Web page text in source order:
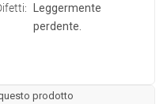
Leggermente
perdente.
prodotto